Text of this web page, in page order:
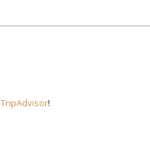
TripAdvisor!